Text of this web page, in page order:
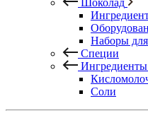
Шоколад
Наборы
Специи
Ингредиенты
Соли